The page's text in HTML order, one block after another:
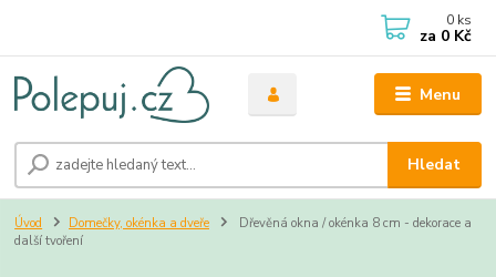
Menu
Hledat
0 ks
za 0 Kč
Úvod Domečky, okénka a dveře
Dřevěná okna / okénka 8 cm - dekorace a
další tvoření